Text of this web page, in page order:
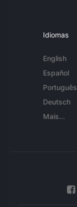
Idiomas
English
Español
Português
Deutsch
Mais...